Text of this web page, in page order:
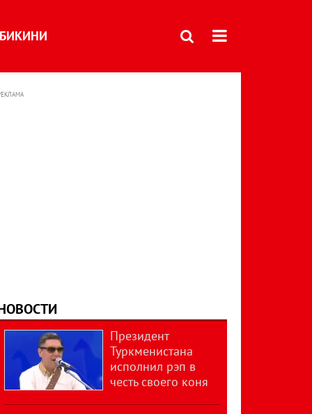
БИКИНИ
Президент
Туркменистана
исполнил рэп в
честь своего коня